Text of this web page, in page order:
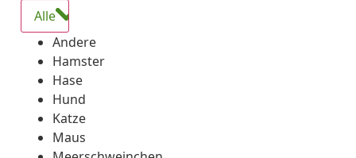
Alle
Andere
Hamster
Hase
Hund
Katze
Maus